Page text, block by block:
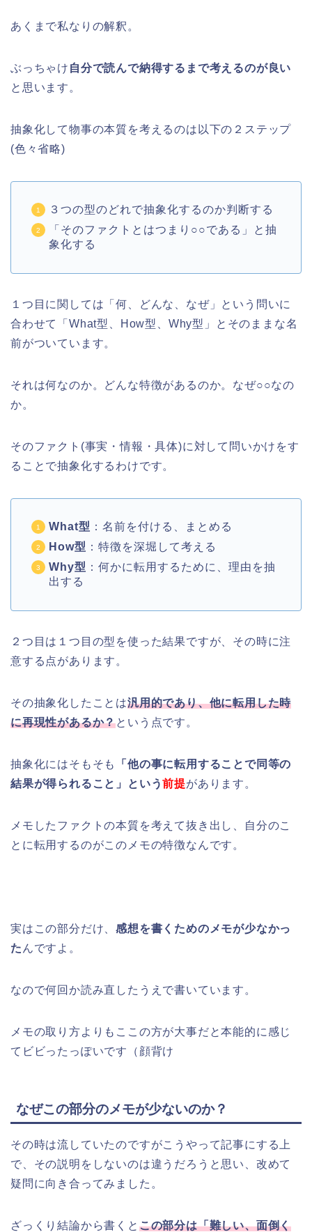
あくまで私なりの解釈。
ぶっちゃけ 自分で読んで納得するまで考えるのが良い
と思います。
抽象化して物事の本質を考えるのは以下の２ステップ
(色々省略)
３つの型のどれで抽象化するのか判断する
「そのファクトとはつまり○○である」と抽
象化する
１つ目に関しては「何、どんな、なぜ」という問いに
合わせて「What型、How型、Why型」とそのままな名
前がついています。
それは何なのか。どんな特徴があるのか。なぜ○○なの
か。
そのファクト(事実・情報・具体)に対して問いかけをす
ることで抽象化するわけです。
What型 ：名前を付ける、まとめる
How型 ：特徴を深堀して考える
Why型 ：何かに転用するために、理由を抽
出する
２つ目は１つ目の型を使った結果ですが、その時に注
意する点があります。
その抽象化したことは汎用的であり、他に転用した時
に再現性があるか？という点です。
抽象化にはそもそも
「他の事に転用することで同等の
結果が得られること」という前提があります。
メモしたファクトの本質を考えて抜き出し、自分のこ
とに転用するのがこのメモの特徴なんです。
実はこの部分だけ、感想を書くためのメモが少なかっ
た んですよ。
なので何回か読み直したうえで書いています。
メモの取り方よりもここの方が大事だと本能的に感じ
てビビったっぽいです（顔背け
なぜこの部分のメモが少ないのか？
その時は流していたのですがこうやって記事にする上
で、その説明をしないのは違うだろうと思い、改めて
疑問に向き合ってみました。
ざっくり結論から書くと この部分は「難しい、面倒く